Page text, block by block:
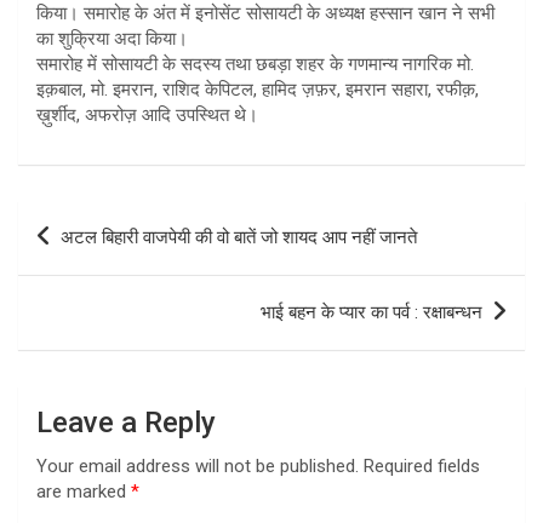
किया। समारोह के अंत में इनोसेंट सोसायटी के अध्यक्ष हस्सान खान ने सभी
का शुक्रिया अदा किया।
समारोह में सोसायटी के सदस्य तथा छबड़ा शहर के गणमान्य नागरिक मो.
इक़बाल, मो. इमरान, राशिद केपिटल, हामिद ज़फ़र, इमरान सहारा, रफीक़,
ख़ुर्शीद, अफरोज़ आदि उपस्थित थे।
Post
अटल बिहारी वाजपेयी की वो बातें जो शायद आप नहीं जानते
भाई बहन के प्यार का पर्व : रक्षाबन्धन
Leave a Reply
Your email address will not be published. Required fields
are marked *